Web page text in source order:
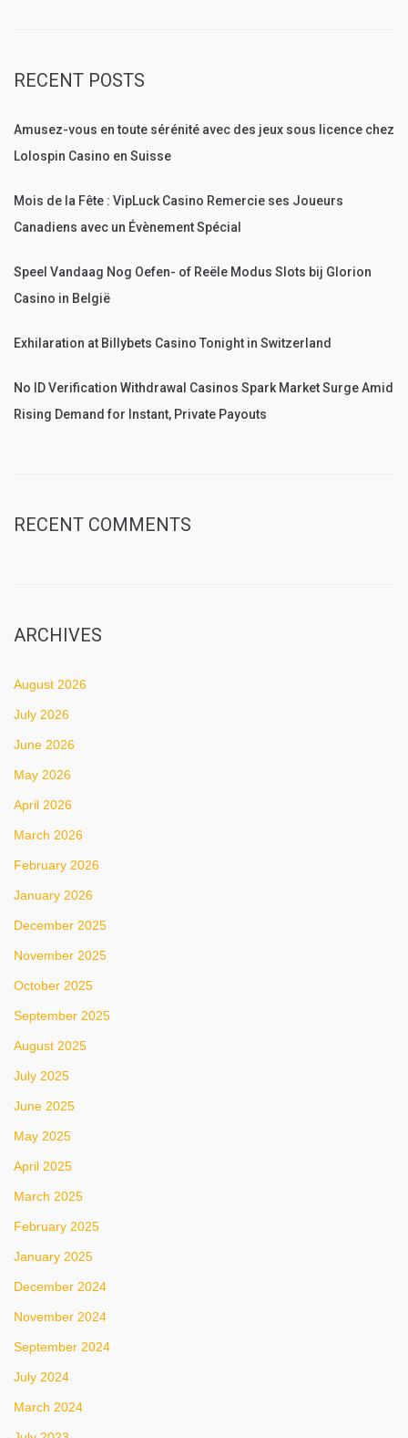
RECENT POSTS
Amusez-vous en toute sérénité avec des jeux sous licence chez
Lolospin Casino en Suisse
Mois de la Fête : VipLuck Casino Remercie ses Joueurs
Canadiens avec un Évènement Spécial
Speel Vandaag Nog Oefen- of Reële Modus Slots bij Glorion
Casino in België
Exhilaration at Billybets Casino Tonight in Switzerland
No ID Verification Withdrawal Casinos Spark Market Surge Amid
Rising Demand for Instant, Private Payouts
RECENT COMMENTS
ARCHIVES
August 2026
July 2026
June 2026
May 2026
April 2026
March 2026
February 2026
January 2026
December 2025
November 2025
October 2025
September 2025
August 2025
July 2025
June 2025
May 2025
April 2025
March 2025
February 2025
January 2025
December 2024
November 2024
September 2024
July 2024
March 2024